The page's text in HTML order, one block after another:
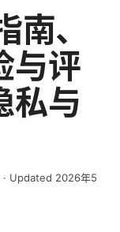
、
与评
私与
· Updated 2026年5